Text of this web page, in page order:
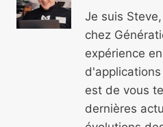
Je suis
chez
expérience
est de vous
dernières